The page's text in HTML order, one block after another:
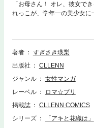
「お母さん！ オレ、彼女で
れっこが、学年一の美少女
た…その瞬間、アキは恋に落
なタイプが“秀才でスポーツ
キは、なぜか「オレにもチ
していく彼が取った、究極の
著者
すぎさき瑛梨
出版社
CLLENN
ジャンル
女性マンガ
レーベル
ロマ☆プリ
掲載誌
CLLENN COMICS
シリーズ
「アキと花織は」